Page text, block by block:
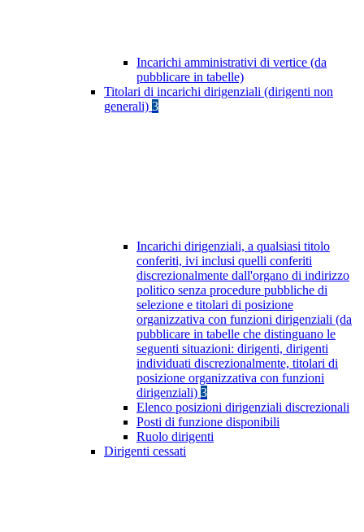
Incarichi amministrativi di vertice (da
pubblicare in tabelle)
Titolari di incarichi dirigenziali (dirigenti non
generali) 3
Incarichi dirigenziali, a qualsiasi titolo
conferiti, ivi inclusi quelli conferiti
discrezionalmente dall'organo di indirizzo
politico senza procedure pubbliche di
selezione e titolari di posizione
organizzativa con funzioni dirigenziali (da
pubblicare in tabelle che distinguano le
seguenti situazioni: dirigenti, dirigenti
individuati discrezionalmente, titolari di
posizione organizzativa con funzioni
dirigenziali) 3
Elenco posizioni dirigenziali discrezionali
Posti di funzione disponibili
Ruolo dirigenti
Dirigenti cessati